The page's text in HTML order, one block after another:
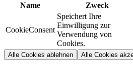
Name Zweck
CookieConsent
Speichert Ihre
Einwilligung zur
Verwendung von
Cookies.
Alle Cookies ablehnen Alle Cookies